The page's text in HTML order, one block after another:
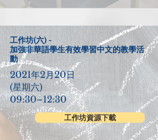
工作坊(六) -
加強非華語學生有效學習中文的教學活
動
2021年2月20日
(星期六)
09:30–12:30
工作坊資源下載